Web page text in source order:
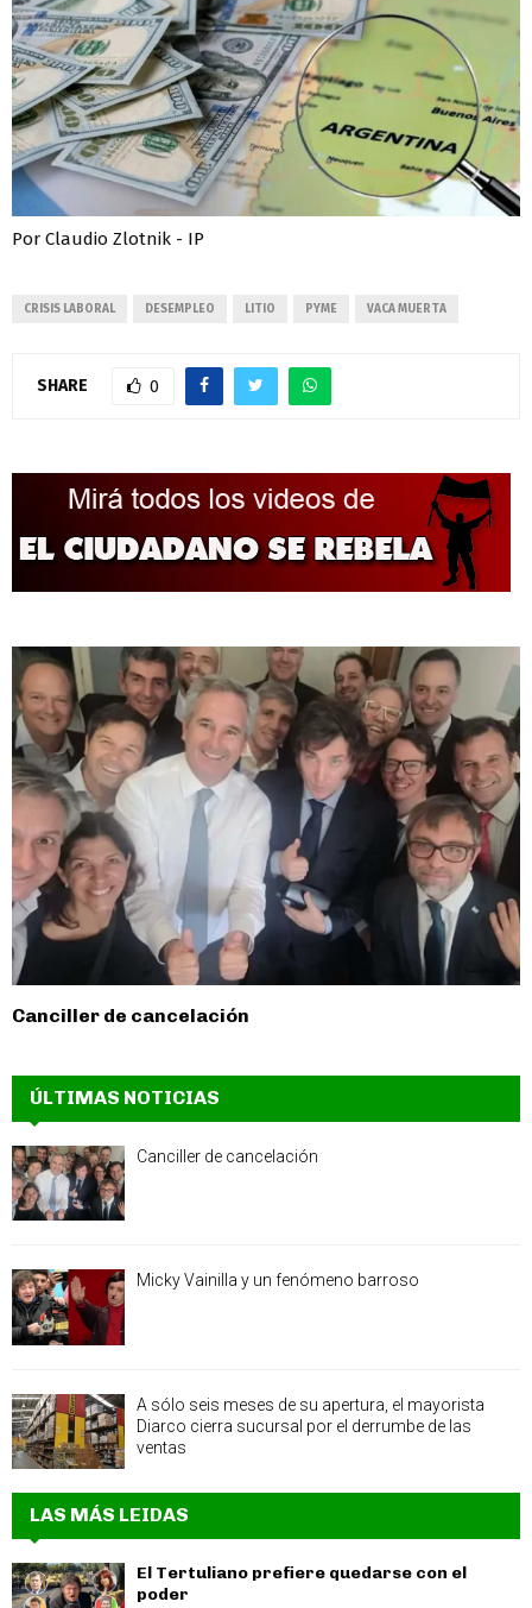
Por Claudio Zlotnik - IP
CRISIS LABORAL DESEMPLEO LITIO PYME VACA MUERTA
SHARE 0
Canciller de cancelación
ÚLTIMAS NOTICIAS
Canciller de cancelación
Micky Vainilla y un fenómeno barroso
A sólo seis meses de su apertura, el mayorista
Diarco cierra sucursal por el derrumbe de las
ventas
LAS MÁS LEIDAS
El Tertuliano prefiere quedarse con el
poder